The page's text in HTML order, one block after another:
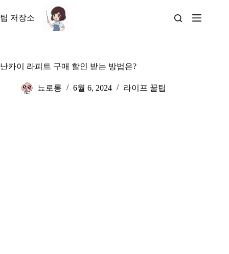
문
뛰
팁 저장소
난카이 라피트 구매 할인 받는 방법은?
뇨로롱 6월 6, 2024 라이프 꿀팁